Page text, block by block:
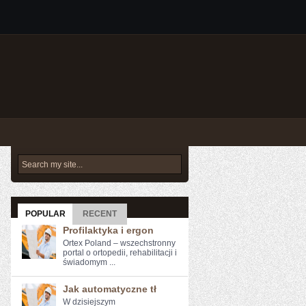
POPULAR RECENT
Profilaktyka i ergon
Ortex Poland – wszechstronny
portal o ortopedii, rehabilitacji i
świadomym ...
Jak automatyczne tł
W‌ dzisiejszym